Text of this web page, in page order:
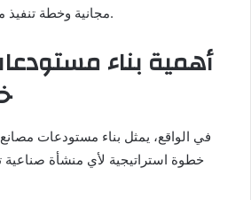
مجانية وخطة تنفيذ متكاملة تناسب مشروعك.
أهمية بناء
في الواقع، يمثل بناء مستودعات
خطوة استراتيجية لأي منشأة صناعية